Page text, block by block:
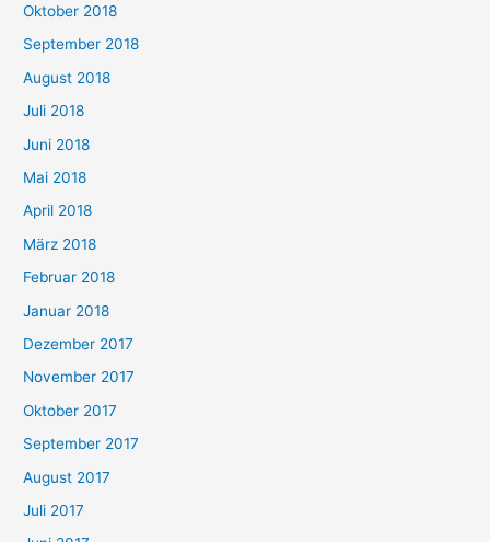
Oktober 2018
September 2018
August 2018
Juli 2018
Juni 2018
Mai 2018
April 2018
März 2018
Februar 2018
Januar 2018
Dezember 2017
November 2017
Oktober 2017
September 2017
August 2017
Juli 2017